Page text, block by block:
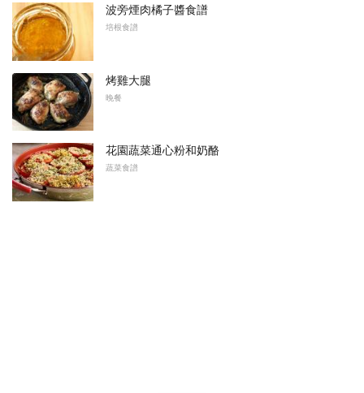
波旁煙肉橘子醬食譜
培根食譜
烤雞大腿
晚餐
花園蔬菜通心粉和奶酪
蔬菜食譜